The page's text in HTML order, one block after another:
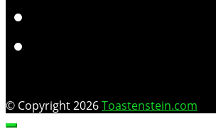
© Copyright 2026Toastenstein.com